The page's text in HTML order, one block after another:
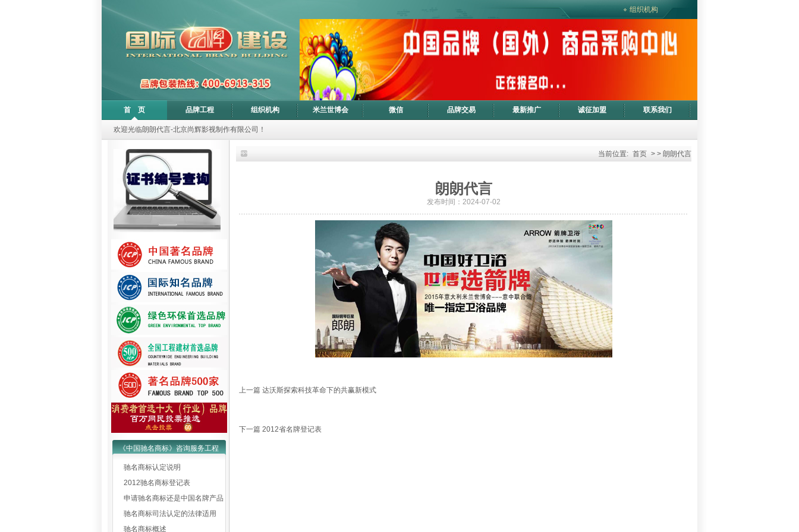
组织机构
首 页 品牌工程 组织机构 米兰世博会 微信 品牌交易 最新推广 诚征加盟 联系我们
欢迎光临朗朗代言-北京尚辉影视制作有限公司！
《中国驰名商标》咨询服务工程
驰名商标认定说明
2012驰名商标登记表
申请驰名商标还是中国名牌产品
驰名商标司法认定的法律适用
驰名商标概述
当前位置: 首页 > > 朗朗代言
朗朗代言
发布时间：2024-07-02
上一篇 达沃斯探索科技革命下的共赢新模式
下一篇 2012省名牌登记表